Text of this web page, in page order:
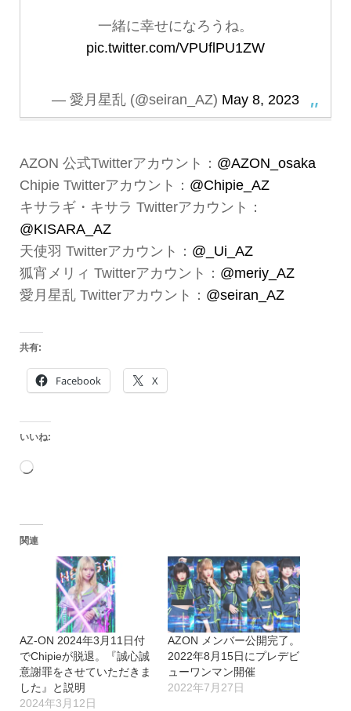
一緒に幸せになろうね。
pic.twitter.com/VPUflPU1ZW
— 愛月星乱 (@seiran_AZ) May 8, 2023
AZON 公式Twitterアカウント： @AZON_osaka
Chipie Twitterアカウント： @Chipie_AZ
キサラギ・キサラ Twitterアカウント：
@KISARA_AZ
天使羽 Twitterアカウント： @_Ui_AZ
狐宵メリィ Twitterアカウント： @meriy_AZ
愛月星乱 Twitterアカウント： @seiran_AZ
共有:
Facebook X
いいね:
読
込
中…
関連
AZ-ON 2024年3月11日付
でChipieが脱退。『誠心誠
意謝罪をさせていただきま
した』と説明
2024年3月12日
AZON メンバー公開完了。
2022年8月15日にプレデビ
ューワンマン開催
2022年7月27日